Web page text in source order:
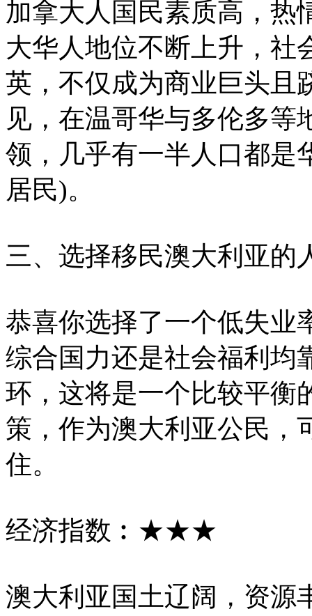
加拿大人国民素质高，热
大华人地位不断上升，社
英，不仅成为商业巨头且
见，在温哥华与多伦多等
领，几乎有一半人口都是
居民)。
三、选择移民澳大利亚的
恭喜你选择了一个低失业
综合国力还是社会福利均
环，这将是一个比较平衡
策，作为澳大利亚公民，
住。
经济指数︰★★★
澳大利亚国土辽阔，资源